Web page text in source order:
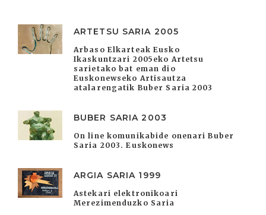
ARTETSU SARIA 2005
Arbaso Elkarteak Eusko
Ikaskuntzari 2005eko Artetsu
sarietako bat eman dio
Euskonewseko Artisautza
atalarengatik Buber Saria 2003
BUBER SARIA 2003
On line komunikabide onenari Buber
Saria 2003. Euskonews
ARGIA SARIA 1999
Astekari elektronikoari
Merezimenduzko Saria